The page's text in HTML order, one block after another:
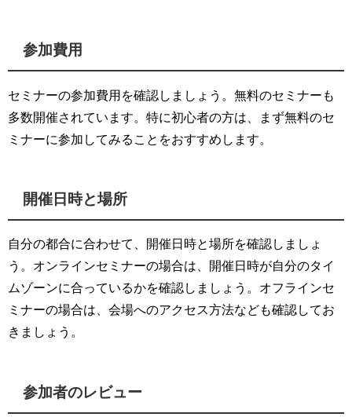
参加費用
セミナーの参加費用を確認しましょう。無料のセミナーも
多数開催されています。特に初心者の方は、まず無料のセ
ミナーに参加してみることをおすすめします。
開催日時と場所
自分の都合に合わせて、開催日時と場所を確認しましょ
う。オンラインセミナーの場合は、開催日時が自分のタイ
ムゾーンに合っているかを確認しましょう。オフラインセ
ミナーの場合は、会場へのアクセス方法なども確認してお
きましょう。
参加者のレビュー